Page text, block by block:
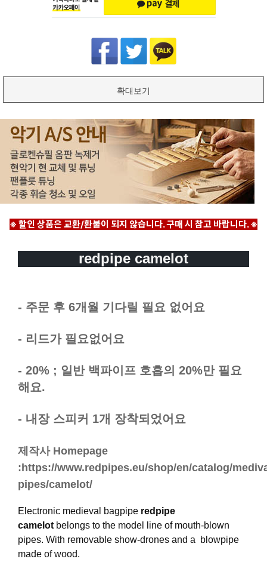
확대보기
※ 할인 상품은 교환/환불이 되지 않습니다. 구매 시 참고 바랍니다. ※
redpipe camelot
- 주문 후 6개월 기다릴 필요 없어요
- 리드가 필요없어요
- 20% ; 일반 백파이프 호흡의 20%만 필요
해요.
- 내장 스피커 1개 장착되었어요
제작사 Homepage
:https://www.redpipes.eu/shop/en/catalog/
pipes/camelot/
Electronic medieval bagpipe redpipe
camelot belongs to the model line of mouth-blown
pipes. With removable show-drones and a blowpipe
made of wood.